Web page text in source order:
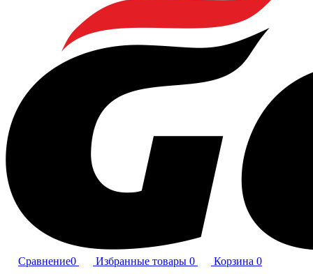
Сравнение0 Избранные товары 0 Корзина 0